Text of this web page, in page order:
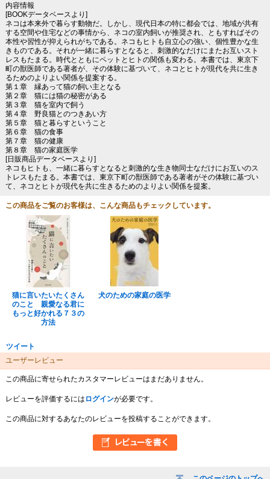
内容情報
[BOOKデータベースより]
ネコは本来外で暮らす動物だ。しかし、現代日本の特に都会では、地域が共有
する空間や住宅などの事情から、ネコの室内飼いが推奨され、ともすればその
本性や習性が抑えられがちである。ネコもヒトも自立心の強い、個性豊かな生
きものである。それが一緒に暮らすとなると、刺激的なだけにまたお互いスト
レスもたまる。時代とともにペットとヒトの関係も変わる。本書では、東京下
町の獣医師である著者が、その体験に基づいて、ネコとヒトが現代を共に生き
るためのよりよい関係を提案する。
第１章 縁あって猫の飼い主となる
第２章 猫には猫の秘密がある
第３章 猫を室内で飼う
第４章 野良猫とのつきあい方
第５章 猫と暮らすということ
第６章 猫の食事
第７章 猫の健康
第８章 猫の家庭医学
[日販商品データベースより]
ネコもヒトも、一緒に暮らすとなると刺激的な生き物同士なだけにお互いのス
トレスもたまる。本書では、東京下町の獣医師である著者がその体験に基づい
て、ネコとヒトが現代を共に生きるためのよりよい関係を提案。
この商品をご覧のお客様は、こんな商品もチェックしています。
猫に言いたいたくさん
のこと 親愛なる君に
もっと好かれる７３の
方法
犬のための家庭の医学
ツイート
ユーザーレビュー
この商品に寄せられたカスタマーレビューはまだありません。
レビューを評価するには ログインが必要です。
この商品に対するあなたのレビューを投稿することができます。